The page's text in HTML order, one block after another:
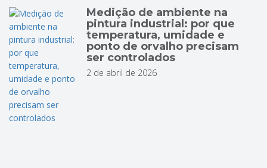
Medição de ambiente na
pintura industrial: por que
temperatura, umidade e
ponto de orvalho precisam
ser controlados
2 de abril de 2026